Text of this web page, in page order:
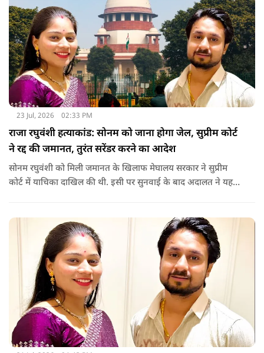
23 Jul, 2026 02:33 PM
राजा रघुवंशी हत्याकांड: सोनम को जाना होगा जेल, सुप्रीम कोर्ट
ने रद्द की जमानत, तुरंत सरेंडर करने का आदेश
सोनम रघुवंशी को मिली जमानत के खिलाफ मेघालय सरकार ने सुप्रीम
कोर्ट में याचिका दाखिल की थी. इसी पर सुनवाई के बाद अदालत ने यह